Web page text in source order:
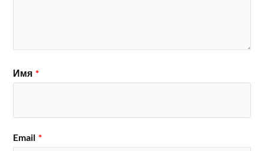
Имя *
Email *